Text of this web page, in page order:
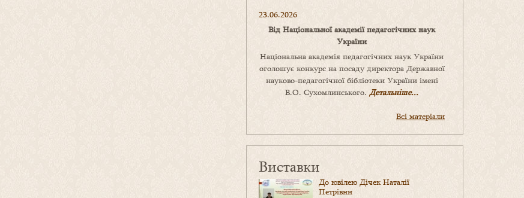
23.06.2026
Від Національної академії педагогічних наук
України
Національна академія педагогічних наук України
оголошує конкурс на посаду директора Державної
науково-педагогічної бібліотеки України імені
В.О. Сухомлинського. Детальніше...
Всі матеріали
Виставки
До ювілею Дічек Наталії
Петрівни